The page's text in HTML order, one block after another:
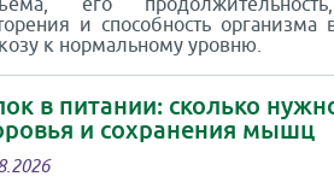
его
и способность организма
к нормальному уровню.
в питании: сколько
и сохранения мышц